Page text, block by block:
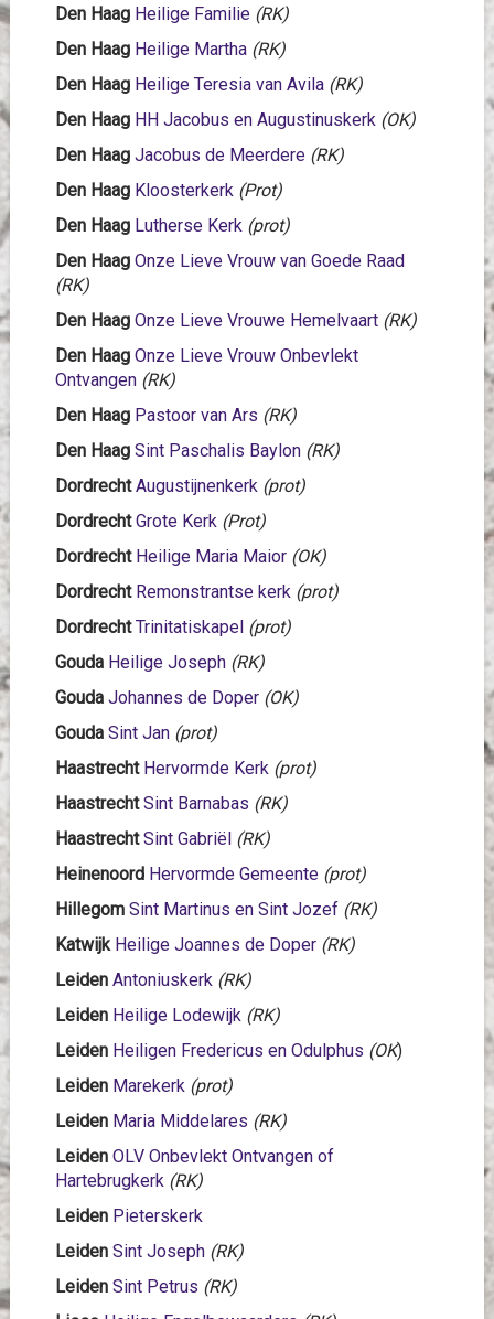
Den Haag Heilige Familie (RK)
Den Haag Heilige Martha(RK)
Den Haag Heilige Teresia van Avila (RK)
Den Haag HH Jacobus en Augustinuskerk (OK)
Den Haag Jacobus de Meerdere (RK)
Den Haag Kloosterkerk (Prot)
Den Haag Lutherse Kerk(prot)
Den Haag Onze Lieve Vrouw van Goede Raad
(RK)
Den Haag Onze Lieve Vrouwe Hemelvaart (RK)
Den Haag Onze Lieve Vrouw Onbevlekt
Ontvangen (RK)
Den Haag Pastoor van Ars (RK)
Den Haag Sint Paschalis Baylon (RK)
Dordrecht Augustijnenkerk (prot)
Dordrecht Grote Kerk (Prot)
Dordrecht Heilige Maria Maior (OK)
Dordrecht Remonstrantse kerk (prot)
Dordrecht Trinitatiskapel (prot)
Gouda Heilige Joseph (RK)
Gouda Johannes de Doper (OK)
Gouda Sint Jan (prot)
Haastrecht Hervormde Kerk (prot)
Haastrecht Sint Barnabas (RK)
Haastrecht Sint Gabriël (RK)
Heinenoord Hervormde Gemeente (prot)
Hillegom Sint Martinus en Sint Jozef (RK)
Katwijk Heilige Joannes de Doper (RK)
Leiden Antoniuskerk (RK)
Leiden Heilige Lodewijk (RK)
Leiden Heiligen Fredericus en Odulphus (OK)
Leiden Marekerk(prot)
Leiden Maria Middelares (RK)
Leiden OLV Onbevlekt Ontvangen of
Hartebrugkerk (RK)
Leiden Pieterskerk
Leiden Sint Joseph(RK)
Leiden Sint Petrus (RK)